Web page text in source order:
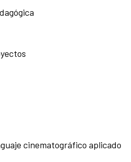
cinematográfico aplicado